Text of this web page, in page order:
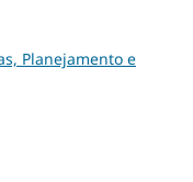
Planejamento e